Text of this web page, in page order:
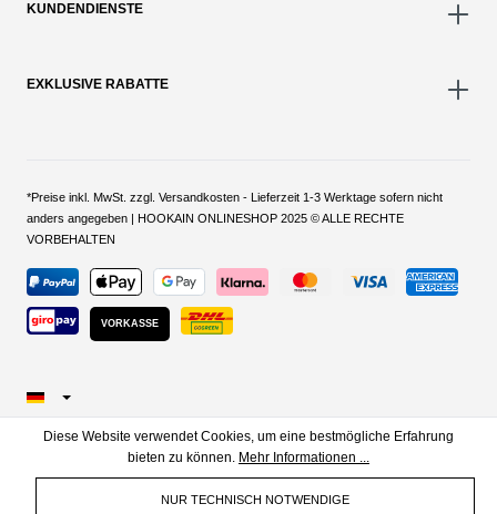
KUNDENDIENSTE
EXKLUSIVE RABATTE
*Preise inkl. MwSt. zzgl. Versandkosten - Lieferzeit 1-3 Werktage sofern nicht
anders angegeben | HOOKAIN ONLINESHOP 2025 © ALLE RECHTE
VORBEHALTEN
VORKASSE
Diese Website verwendet Cookies, um eine bestmögliche Erfahrung
bieten zu können. Mehr Informationen ...
NUR TECHNISCH NOTWENDIGE